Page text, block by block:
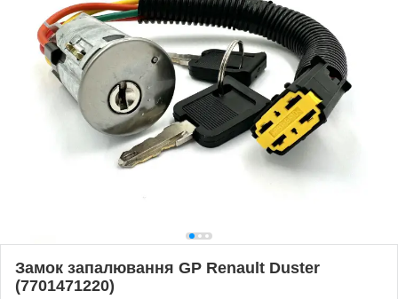
Замок запалювання GP Renault Duster
(7701471220)